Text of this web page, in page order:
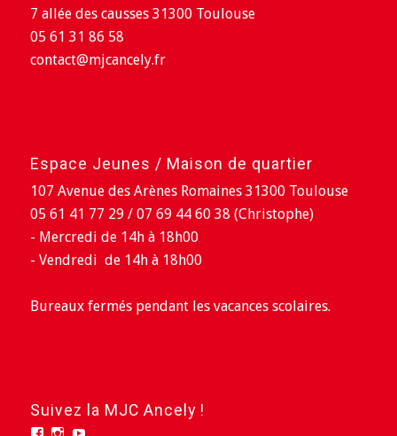
7 allée des causses 31300 Toulouse
05 61 31 86 58
contact@mjcancely.fr
Espace Jeunes / Maison de quartier
107 Avenue des Arènes Romaines 31300 Toulouse
05 61 41 77 29 / 07 69 44 60 38 (Christophe)
- Mercredi de 14h à 18h00
- Vendredi de 14h à 18h00
Bureaux fermés pendant les vacances scolaires.
Suivez la MJC Ancely !
FacebookInstagram
YouTube